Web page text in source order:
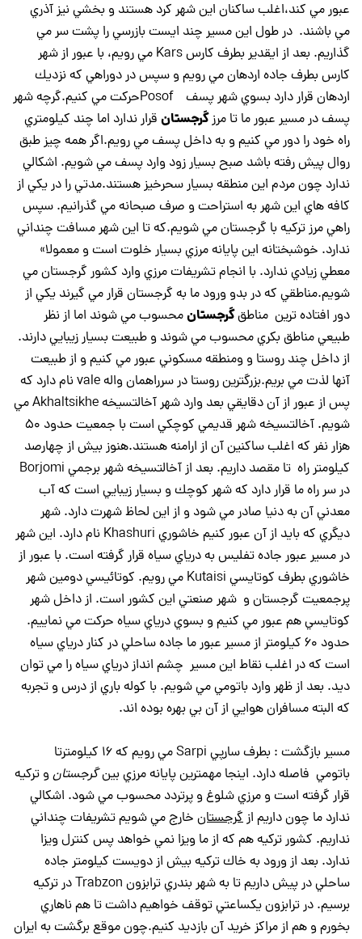
عبور مي كند،اغلب ساكنان اين شهر كرد هستند و بخشي نيز آذري
مي باشند. در طول اين مسير چند ايست بازرسي را پشت سر مي
گذاريم. بعد از ايقدير بطرف كارس Kars مي رويم، با عبور از شهر
كارس بطرف جاده اردهان مي رويم و سپس در دوراهي كه نزديك
اردهان قرار دارد بسوي شهر پسف Posofحركت مي كنيم.گرچه شهر
پسف در مسير عبور ما تا مرزگرجستان قرار ندارد اما چند كيلومتري
راه خود را دور مي كنيم و به داخل پسف مي رويم.اگر همه چيز طبق
روال پيش رفته باشد صبح بسيار زود وارد پسف مي شويم. اشكالي
ندارد چون مردم اين منطقه بسيار سحرخيز هستند.مدتي را در يكي از
كافه هاي اين شهر به استراحت و صرف صبحانه مي گذرانيم. سپس
راهي مرز تركيه با گرجستان مي شويم.كه تا اين شهر مسافت چنداني
ندارد. خوشبختانه اين پايانه مرزي بسيار خلوت است و معمولا»
معطي زيادي ندارد. با انجام تشريفات مرزي وارد كشور گرجستان مي
شويم.مناطقي كه در بدو ورود ما به گرجستان قرار مي گيرند يكي از
دور افتاده ترين مناطقگرجستانمحسوب مي شوند اما از نظر
طبيعي مناطق بكري محسوب مي شوند و طبيعت بسيار زيبايي دارند.
از داخل چند روستا و ومنطقه مسكوني عبور مي كنيم و از طبيعت
آنها لذت مي بريم.بزرگترين روستا در سرراهمان واله vale نام دارد كه
پس از عبور از آن دقايقي بعد وارد شهر آخالتسيخه Akhaltsikhe مي
شويم. آخالتسيخه شهر قديمي كوچكي است با جمعيت حدود 50
هزار نفر كه اغلب ساكنين آن از ارامنه هستند.هنوز بيش از چهارصد
كيلومتر راه تا مقصد داريم. بعد از آخالتسيخه شهر برجمي Borjomi
در سر راه ما قرار دارد كه شهر كوچك و بسيار زيبايي است كه آب
معدني آن به دنيا صادر مي شود و از اين لحاظ شهرت دارد. شهر
ديگري كه بايد از آن عبور كنيم خاشوري Khashuri نام دارد. اين شهر
در مسير عبور جاده تفليس به درياي سياه قرار گرفته است. با عبور از
خاشوري بطرف كوتايسي Kutaisi مي رويم. كوتائيسي دومين شهر
پرجمعيت گرجستان و شهر صنعتي اين كشور است. از داخل شهر
كوتايسي هم عبور مي كنيم و بسوي درياي سياه حركت مي نماييم.
حدود 60 كيلومتر از مسير عبور ما جاده ساحلي در كنار درياي سياه
است كه در اغلب نقاط اين مسير چشم انداز درياي سياه را مي توان
ديد. بعد از ظهر وارد باتومي مي شويم. با كوله باري از درس و تجربه
كه البته مسافران هوايي از آن بي بهره بوده اند.
مسير بازگشت : بطرف سارپي Sarpi مي رويم كه 16 كيلومترتا
باتومي فاصله دارد. اينجا مهمترين پايانه مرزي بينگرجستانو تركيه
قرار گرفته است و مرزي شلوغ و پرتردد محسوب مي شود. اشكالي
ندارد ما چون داريم ازگرجستان خارج مي شويم تشريفات چنداني
نداريم. كشور تركيه هم كه از ما ويزا نمي خواهد پس كنترل ويزا
ندارد. بعد از ورود به خاك تركيه بيش از دويست كيلومتر جاده
ساحلي در پيش داريم تا به شهر بندري ترابزون Trabzon در تركيه
برسيم. در ترابزون يكساعتي توقف خواهيم داشت تا هم ناهاري
بخورم و هم از مراكز خريد آن بازديد كنيم.چون موقع برگشت به ايران